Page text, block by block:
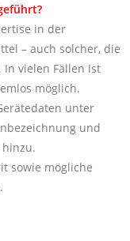
in der
– auch solcher, die
vielen Fällen ist
möglich.
unter
und
sowie mögliche